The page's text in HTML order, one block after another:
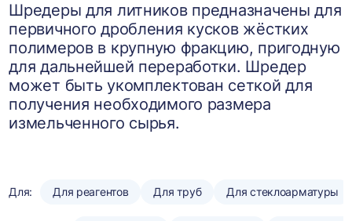
Шредеры для литников предназначены для
первичного дробления кусков жёстких
полимеров в крупную фракцию, пригодную
для дальнейшей переработки. Шредер
может быть укомплектован сеткой для
получения необходимого размера
измельченного сырья.
Для: Для реагентов Для труб Для стеклоарматуры